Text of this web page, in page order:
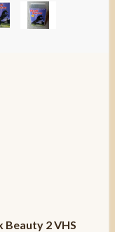
Beauty 2 VHS